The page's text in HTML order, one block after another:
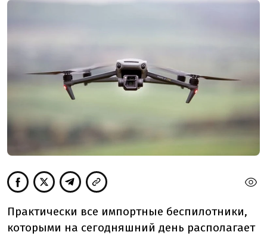
Практически все импортные беспилотники,
которыми на сегодняшний день располагает